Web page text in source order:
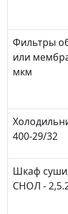
Фильтры
или
мкм
400-29/32
Шкаф
СНОЛ -